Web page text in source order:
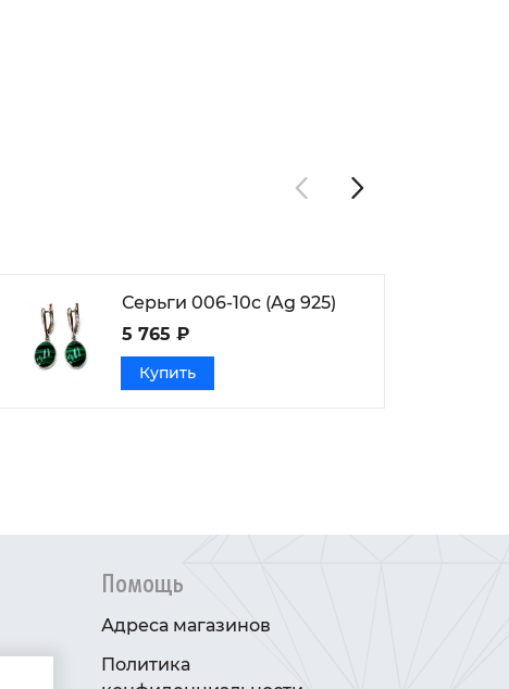
Серьги 006-10с (Ag 925)
5 765 ₽
Купить
Помощь
Адреса магазинов
Политика